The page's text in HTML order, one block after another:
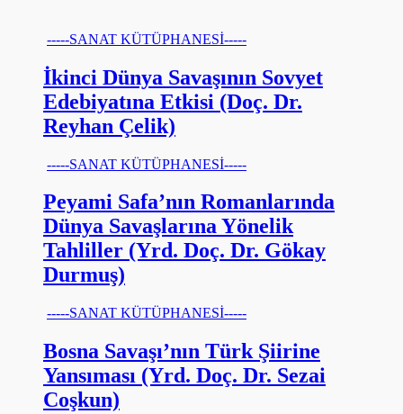
-----SANAT KÜTÜPHANESİ-----
İkinci Dünya Savaşının Sovyet
Edebiyatına Etkisi (Doç. Dr.
Reyhan Çelik)
-----SANAT KÜTÜPHANESİ-----
Peyami Safa’nın Romanlarında
Dünya Savaşlarına Yönelik
Tahliller (Yrd. Doç. Dr. Gökay
Durmuş)
-----SANAT KÜTÜPHANESİ-----
Bosna Savaşı’nın Türk Şiirine
Yansıması (Yrd. Doç. Dr. Sezai
Coşkun)